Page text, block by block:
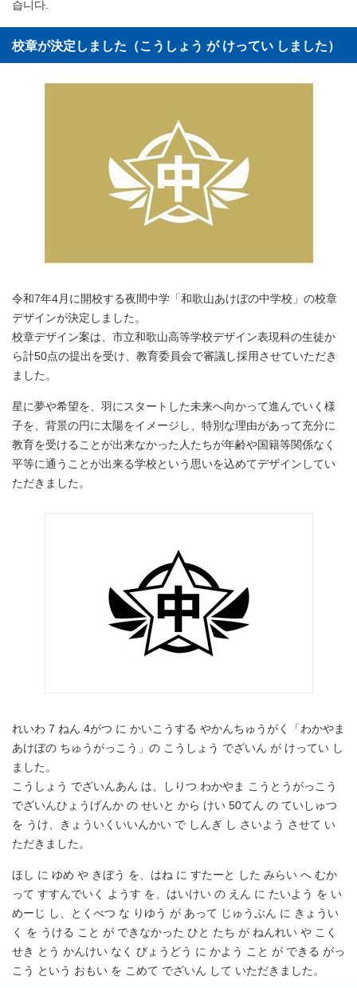
습니다.
校章が決定しました（こうしょう が けってい しました）
令和7年4月に開校する夜間中学「和歌山あけぼの中学校」の校章
デザインが決定しました。
校章デザイン案は、市立和歌山高等学校デザイン表現科の生徒か
ら計50点の提出を受け、教育委員会で審議し採用させていただき
ました。
星に夢や希望を、羽にスタートした未来へ向かって進んでいく様
子を、背景の円に太陽をイメージし、特別な理由があって充分に
教育を受けることが出来なかった人たちが年齢や国籍等関係なく
平等に通うことが出来る学校という思いを込めてデザインしてい
ただきました。
れいわ 7 ねん 4がつ に かいこうする やかんちゅうがく「わかやま
あけぼの ちゅうがっこう」の こうしょう でざいん が けってい し
ました。
こうしょう でざいんあん は、しりつ わかやま こうとうがっこう
でざいんひょうげんか の せいと から けい 50てん の ていしゅつ
を うけ、きょういくいいんかい で しんぎ し さいよう させて い
ただきました。
ほし に ゆめ や きぼう を、はね に すたーと した みらい へ むか
って すすんでいく ようす を、はいけい の えん に たいよう を い
めーじ し、とくべつ な りゆう が あって じゅうぶん に きょうい
く を うける こと が できなかった ひと たち が ねんれい や こく
せき とう かんけい なく びょうどう に かよう こと が できる がっ
こう という おもい を こめて でざいん して いただきました。